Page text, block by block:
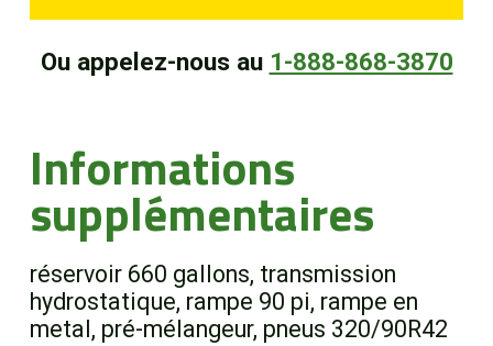
Ou appelez-nous au 1-888-868-3870
Informations
supplémentaires
réservoir 660 gallons, transmission
hydrostatique, rampe 90 pi, rampe en
metal, pré-mélangeur, pneus 320/90R42